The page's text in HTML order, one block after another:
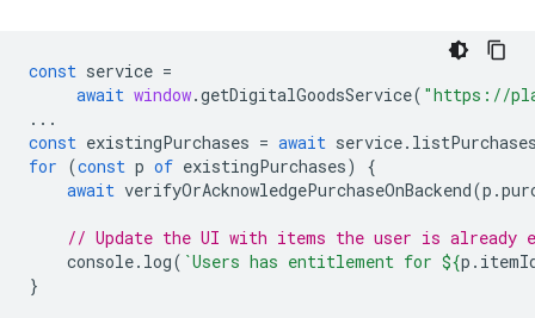
const service =
await window.getDigitalGoodsService( "https://
...
const existingPurchases = await service.
for (const p of existingPurchases)
{
await verifyOrAcknowledgePurchaseOnBackend(p .
// Update the UI with items the user is
console. log( `Users has entitlement for ${p .
}